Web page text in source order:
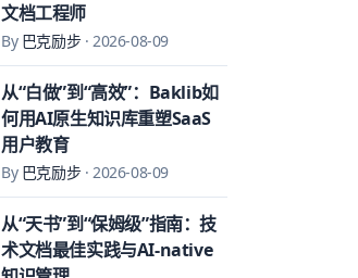
文档工程师
By 巴克励步·2026-08-09
从“白做”到“高效”：Baklib如
何用AI原生知识库重塑SaaS
用户教育
By 巴克励步·2026-08-09
从“天书”到“保姆级”指南：技
术文档最佳实践与AI-native